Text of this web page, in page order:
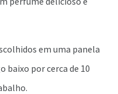
em uma panela
baixo por cerca de 10